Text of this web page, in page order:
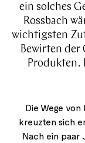
ein solches
Rossbach
wichtigsten
Bewirten der
Produkten.
Die Wege
kreuzten sich
Nach ein paar